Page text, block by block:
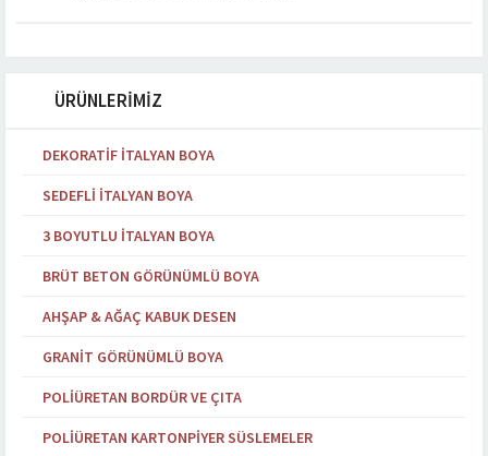
ÜRÜNLERİMİZ
DEKORATIF İTALYAN BOYA
SEDEFLI İTALYAN BOYA
3 BOYUTLU İTALYAN BOYA
BRÜT BETON GÖRÜNÜMLÜ BOYA
AHŞAP & AĞAÇ KABUK DESEN
GRANIT GÖRÜNÜMLÜ BOYA
POLIÜRETAN BORDÜR VE ÇITA
POLIÜRETAN KARTONPIYER SÜSLEMELER